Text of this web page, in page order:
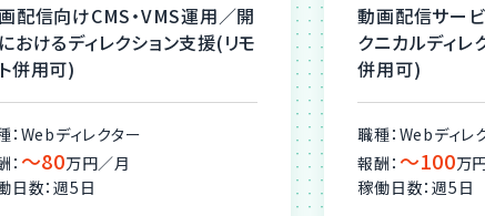
配信向けCMS・VMS運用／開
おけるディレクション支援(リモ
併用可)
：Webディレクター
： 〜80万円／月
日数：週5日
動画配信サー
クニカルディレ
併用可)
職種：Webディレ
報酬： 〜100万
稼働日数：週5日